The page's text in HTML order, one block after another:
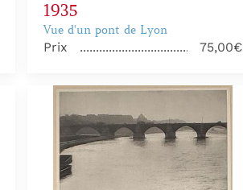
1935
Vue d'un pont de Lyon
Prix 75,00€